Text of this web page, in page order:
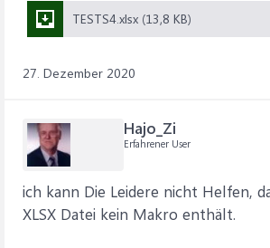
TESTS4.xlsx (13,8 KB)
27. Dezember 2020
Hajo_Zi
Erfahrener User
ich kann Die Leidere nicht Helfen,
XLSX Datei kein Makro enthält.